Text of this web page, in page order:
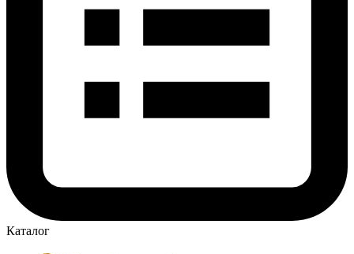
Каталог